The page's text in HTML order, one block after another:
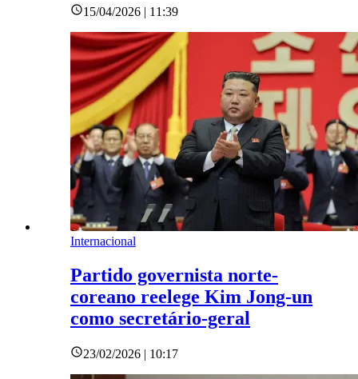
15/04/2026 | 11:39
Internacional
Partido governista norte-
coreano reelege Kim Jong-un
como secretário-geral
23/02/2026 | 10:17